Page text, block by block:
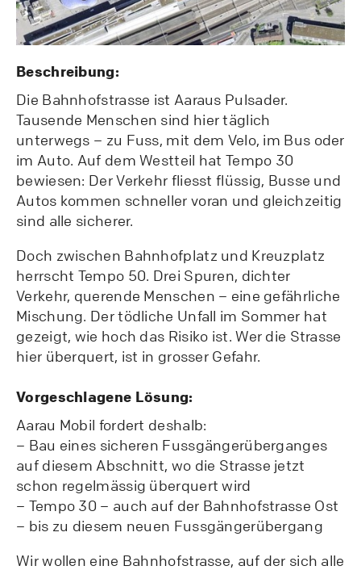
Beschreibung:
Die Bahnhofstrasse ist Aaraus Pulsader.
Tausende Menschen sind hier täglich
unterwegs – zu Fuss, mit dem Velo, im Bus oder
im Auto. Auf dem Westteil hat Tempo 30
bewiesen: Der Verkehr fliesst flüssig, Busse und
Autos kommen schneller voran und gleichzeitig
sind alle sicherer.
Doch zwischen Bahnhofplatz und Kreuzplatz
herrscht Tempo 50. Drei Spuren, dichter
Verkehr, querende Menschen – eine gefährliche
Mischung. Der tödliche Unfall im Sommer hat
gezeigt, wie hoch das Risiko ist. Wer die Strasse
hier überquert, ist in grosser Gefahr.
Vorgeschlagene Lösung:
Aarau Mobil fordert deshalb:
– Bau eines sicheren Fussgängerüberganges
auf diesem Abschnitt, wo die Strasse jetzt
schon regelmässig überquert wird
– Tempo 30 – auch auf der Bahnhofstrasse Ost
– bis zu diesem neuen Fussgängerübergang
Wir wollen eine Bahnhofstrasse, auf der sich alle